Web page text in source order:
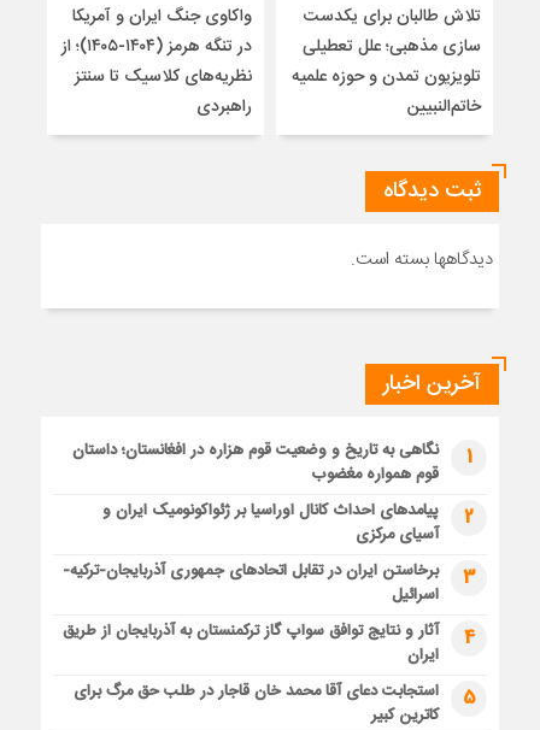
تلاش طالبان برای یکدست
سازی مذهبی؛ علل تعطیلی
تلویزیون تمدن و حوزه علمیه
خاتم‌النبیین
واکاوی جنگ ایران و آمریکا
در تنگه هرمز (۱۴۰۴-۱۴۰۵)؛ از
نظریه‌های کلاسیک تا سنتز
راهبردی
ثبت دیدگاه
دیدگاهها بسته است.
آخرین اخبار
1
نگاهی به تاریخ و وضعیت قوم هزاره در افغانستان؛ داستان
قوم همواره مغضوب
2
پیامدهای احداث کانال اوراسیا بر ژئواکونومیک ایران و
آسیای مرکزی
3
برخاستن ایران در تقابل اتحادهای جمهوری آذربایجان-ترکیه-
اسرائیل
4
آثار و نتایج توافق سواپ گاز ترکمنستان به آذربایجان از طریق
ایران
5
استجابت دعای آقا محمد خان قاجار در طلب حق مرگ برای
کاترین کبیر